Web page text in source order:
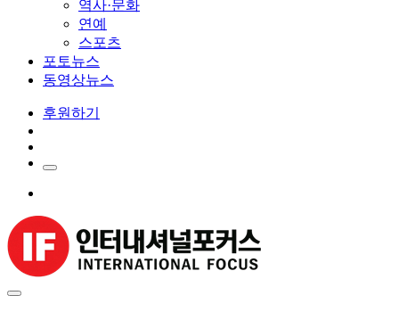
역사·문화
연예
스포츠
포토뉴스
동영상뉴스
후원하기